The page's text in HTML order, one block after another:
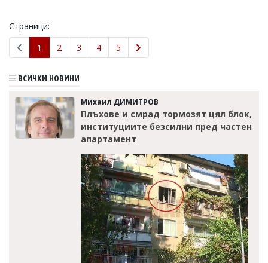
Страници:
1
2 3 4 5
ВСИЧКИ НОВИНИ
Михаил ДИМИТРОВ
Плъхове и смрад тормозят цял блок,
институциите безсилни пред частен
апартамент